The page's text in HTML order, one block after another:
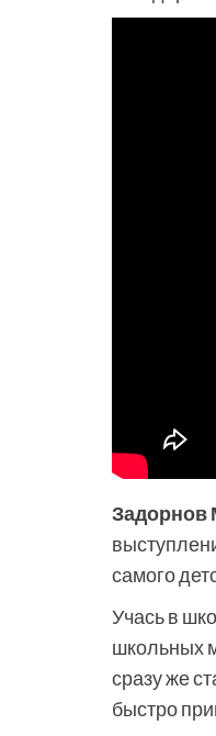
Задорнов
самого
Учась в
школьных
сразу же
быстро